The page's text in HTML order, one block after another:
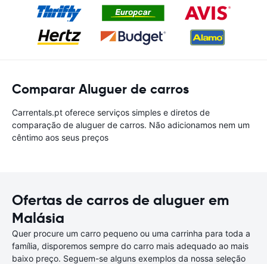
Comparar Aluguer de carros
Carrentals.pt oferece serviços simples e diretos de
comparação de aluguer de carros. Não adicionamos nem um
cêntimo aos seus preços
Ofertas de carros de aluguer em
Malásia
Quer procure um carro pequeno ou uma carrinha para toda a
família, disporemos sempre do carro mais adequado ao mais
baixo preço. Seguem-se alguns exemplos da nossa seleção